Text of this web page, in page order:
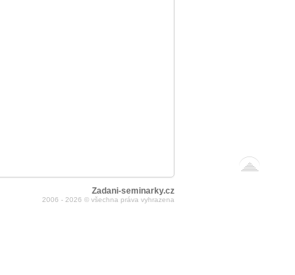
Zadani-seminarky.cz
2006 - 2026 © všechna práva vyhrazena